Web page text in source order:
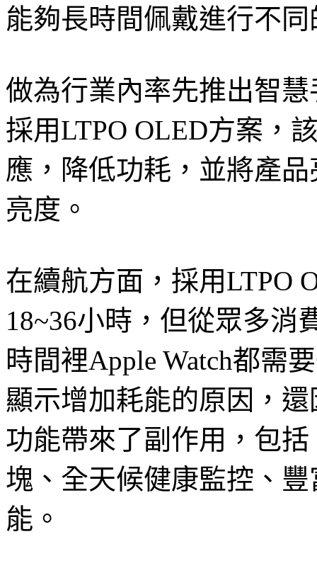
能夠長時間佩戴進行不
做為行業內率先推出智慧
採用LTPO OLED方案，
應，降低功耗，並將產品
亮度。
在續航方面，採用LTPO
18~36小時，但從眾多消
時間裡Apple Watch都需
顯示增加耗能的原因，
功能帶來了副作用，包
塊、全天候健康監控、
能。